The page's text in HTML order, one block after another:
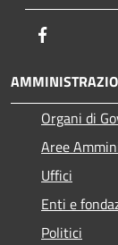
Organi di
Aree
Uffici
Enti e
Politici